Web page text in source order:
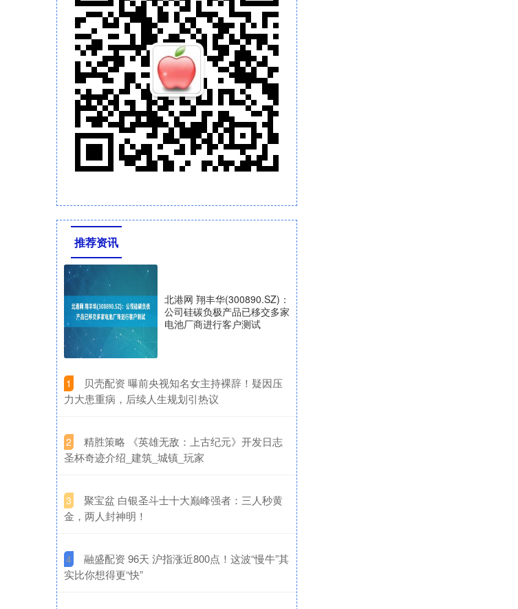
推荐资讯
北港网 翔丰华(300890.SZ)：
公司硅碳负极产品已移交多家
电池厂商进行客户测试
1
​贝壳配资 曝前央视知名女主持裸辞！疑因压
力大患重病，后续人生规划引热议
2
​精胜策略 《英雄无敌：上古纪元》开发日志
圣杯奇迹介绍_建筑_城镇_玩家
3
​聚宝盆 白银圣斗士十大巅峰强者：三人秒黄
金，两人封神明！
4
​融盛配资 96天 沪指涨近800点！这波“慢牛”其
实比你想得更“快”